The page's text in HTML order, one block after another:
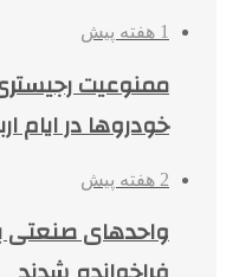
1 هفته پیش
ممنوعیت
خودروها در ایام
2 هفته پیش
واحدهای صنعتی